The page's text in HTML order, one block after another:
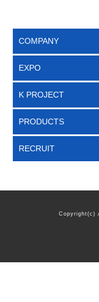
COMPANY
EXPO
K PROJECT
PRODUCTS
RECRUIT
Copyright(c)